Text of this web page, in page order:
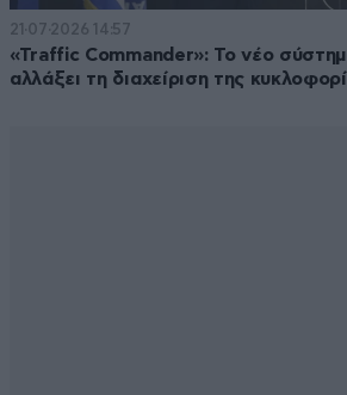
21·07·2026 14:57
«Traffic Commander»: Το νέο
αλλάξει τη διαχείριση της